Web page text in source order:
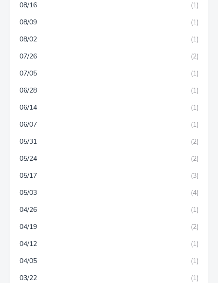
08/16
(1)
08/09
(1)
08/02
(1)
07/26
(2)
07/05
(1)
06/28
(1)
06/14
(1)
06/07
(1)
05/31
(2)
05/24
(2)
05/17
(3)
05/03
(4)
04/26
(1)
04/19
(2)
04/12
(1)
04/05
(1)
03/22
(1)